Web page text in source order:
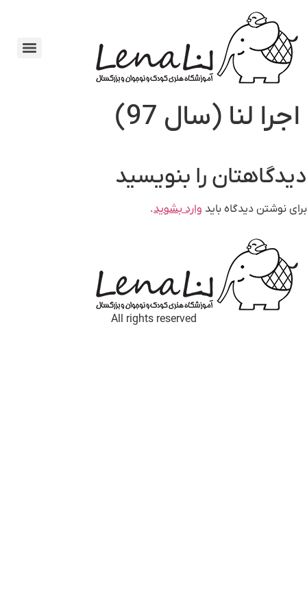
اجرا لنا (سال 97)
دیدگاهتان را بنویسید
برای نوشتن دیدگاه باید وارد بشوید.
All rights reserved